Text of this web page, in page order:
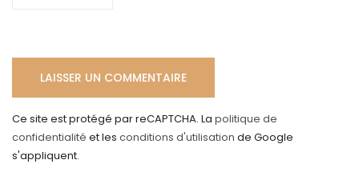
Ce site est protégé par reCAPTCHA. La politique de
confidentialité et les conditions d'utilisation de Google
s'appliquent.